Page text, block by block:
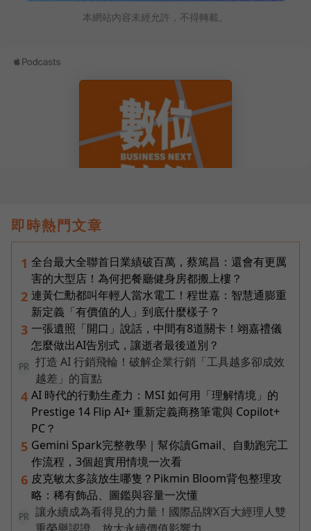
本網站內容未經允許，不得轉載。
即時熱門文章
1 全台最大全聯首日業績破百萬，蔡篤昌：還會有更厲
害的大型店！為何把餐廳健身房都搬上樓？
2 連黃仁勳都叫年輕人當水電工！程世嘉：智慧通膨重
新定義「有價值的人」到底什麼樣子？
3 一張遺照「開口」說話，中間有8道關卡！翊嘉禮儀
怎麼做出AI告別式，讓逝者最後道別？
PR
打造 AI 行銷飛輪！破解企業行銷「工具越多卻成效
越差」的盲點
4 AI 時代的行動生產力：MSI 如何用「理解情境」的
Prestige 14 Flip AI+ 重新定義商務筆電與 Copilot+
PC？
5 Gemini Spark完整教學｜幫你讀Gmail、自動跑完工
作流程，3個超實用情境一次看
6 皮克敏太多該放生哪隻？Pikmin Bloom背包整理攻
略：稀有飾品、圖鑑與容量一次懂
PR
讓永續成為看得見的力量！國際品牌X百大經理人雙